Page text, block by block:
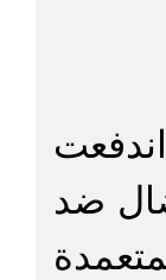
1980 اندفعت
ضد